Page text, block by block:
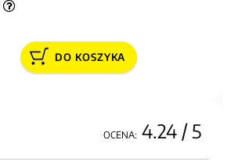
DO KOSZYKA
OCENA: 4.24 / 5